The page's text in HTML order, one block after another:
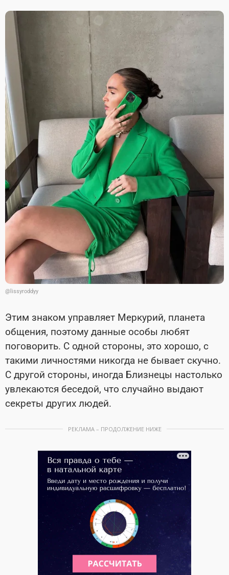
@lissyroddyy
Этим знаком управляет Меркурий, планета
общения, поэтому данные особы любят
поговорить. С одной стороны, это хорошо, с
такими личностями никогда не бывает скучно.
С другой стороны, иногда Близнецы настолько
увлекаются беседой, что случайно выдают
секреты других людей.
РЕКЛАМА – ПРОДОЛЖЕНИЕ НИЖЕ